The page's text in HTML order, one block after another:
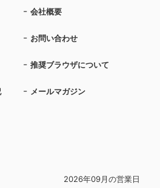
2026年09月の営業日
会社概要
お問い合わせ
推奨ブラウザについて
メールマガジン